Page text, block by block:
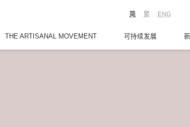
ENG
繁
简
THE ARTISANAL MOVEMENT 可持续发展